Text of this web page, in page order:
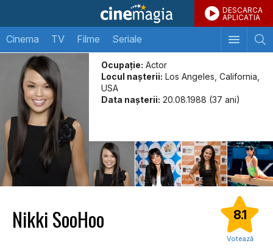
DESCARCA
APLICATIA
Cinema TV Filme Seriale
Ocupație: Actor
Locul naşterii: Los Angeles, California,
USA
Data naşterii: 20.08.1988 (37 ani)
Nikki SooHoo 8.1
Votează